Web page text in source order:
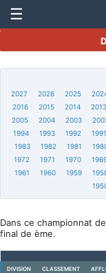
☰
2027
2026 2025
2016
2015 2014 2013
2005
2004 2003
1994
1993 1992 1991
1983
1982 1981
1972
1971 1970
1961
1960 1959
Dans ce championnat
final de ème.
DIVISION CLASSEMENT